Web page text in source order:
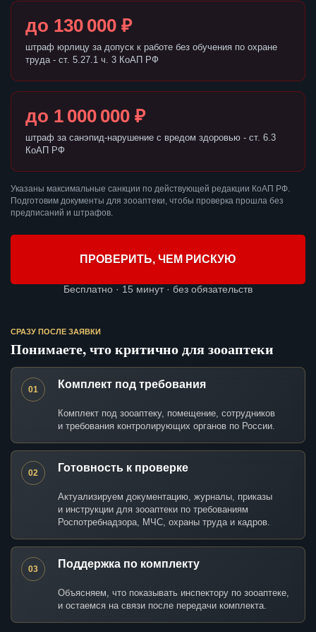
до 130 000 ₽
штраф юрлицу за допуск к работе без обучения по охране
труда - ст. 5.27.1 ч. 3 КоАП РФ
до 1 000 000 ₽
штраф за санэпид-нарушение с вредом здоровью - ст. 6.3
КоАП РФ
Указаны максимальные санкции по действующей редакции КоАП РФ.
Подготовим документы для зооаптеки, чтобы проверка прошла без
предписаний и штрафов.
ПРОВЕРИТЬ, ЧЕМ РИСКУЮ
Бесплатно · 15 минут · без обязательств
СРАЗУ ПОСЛЕ ЗАЯВКИ
Понимаете, что критично для зооаптеки
01 Комплект под требования
Комплект под зооаптеку, помещение, сотрудников
и требования контролирующих органов по России.
02 Готовность к проверке
Актуализируем документацию, журналы, приказы
и инструкции для зооаптеки по требованиям
Роспотребнадзора, МЧС, охраны труда и кадров.
03 Поддержка по комплекту
Объясняем, что показывать инспектору по зооаптеке,
и остаемся на связи после передачи комплекта.